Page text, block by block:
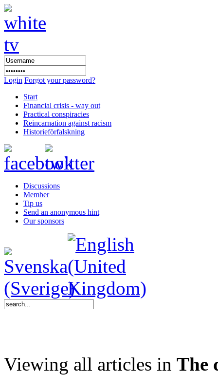
Login Forgot your password?
Start
Financial crisis - way out
Practical conspiracies
Reincarnation against racism
Historieförfalskning
Discussions
Member
Tip us
Send an anonymous hint
Our sponsors
Viewing all articles in The